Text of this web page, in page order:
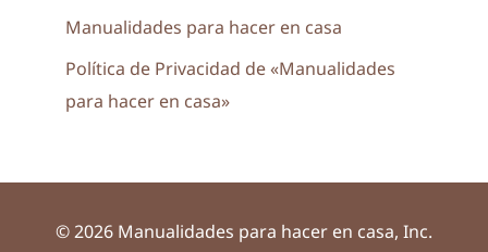
Manualidades para hacer en casa
Política de Privacidad de «Manualidades
para hacer en casa»
© 2026 Manualidades para hacer en casa, Inc.